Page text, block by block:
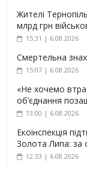
Жителі
млрд грн
15:31 | 6.08.2026
Смертельна
15:07 | 6.08.2026
«Не хочемо
об’єднання
13:00 | 6.08.2026
Екоінспекція
Золота Липа: за
12:33 | 6.08.2026